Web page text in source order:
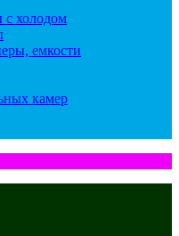
с холодом
емкости
камер